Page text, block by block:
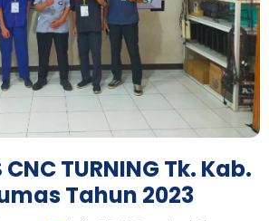
CNC TURNING Tk. Kab.
Tahun 2023